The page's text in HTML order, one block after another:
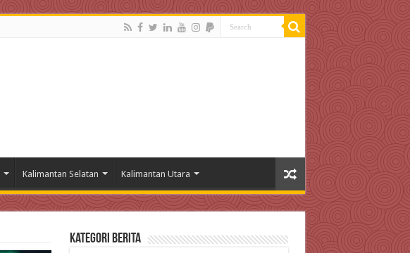
Kalimantan Selatan Kalimantan Utara
Kategori Berita